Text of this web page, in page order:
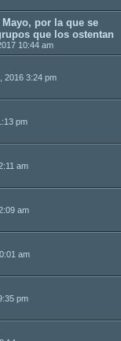
Mayo, por la que se
que los ostentan
10:44 am
2016 3:24 pm
pm
am
am
am
pm